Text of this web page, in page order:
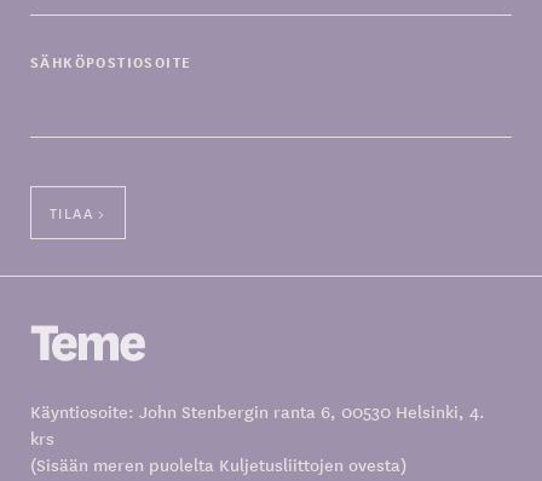
SÄHKÖPOSTIOSOITE
Käyntiosoite: John Stenbergin ranta 6, 00530 Helsinki, 4.
krs
(Sisään meren puolelta Kuljetusliittojen ovesta)